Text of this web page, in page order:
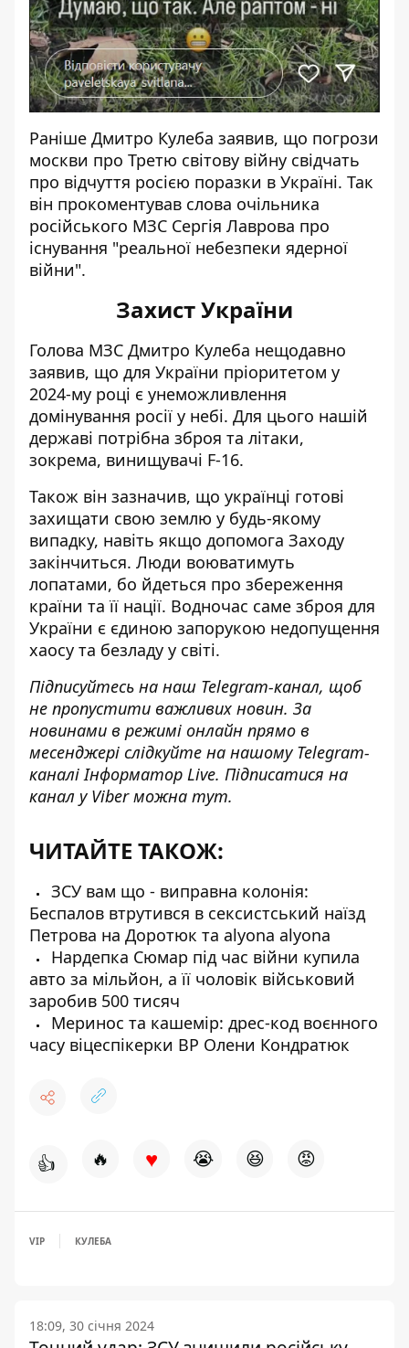
Раніше Дмитро Кулеба заявив, що погрози
москви про Третю світову війну свідчать
про відчуття росією поразки в Україні. Так
він прокоментував слова очільника
російського МЗС Сергія Лаврова про
існування "реальної небезпеки ядерної
війни".
Захист України
Голова МЗС Дмитро Кулеба нещодавно
заявив, що для України пріоритетом у
2024-му році є унеможливлення
домінування росії у небі. Для цього нашій
державі потрібна зброя та літаки,
зокрема, винищувачі F-16.
Також він зазначив, що українці готові
захищати свою землю у будь-якому
випадку, навіть якщо допомога Заходу
закінчиться. Люди воюватимуть
лопатами, бо йдеться про збереження
країни та її нації. Водночас саме зброя для
України є єдиною запорукою недопущення
хаосу та безладу у світі.
Підписуйтесь на наш Telegram-канал, щоб
не пропустити важливих новин. За
новинами в режимі онлайн прямо в
месенджері слідкуйте на нашому Telegram-
каналі Інформатор Live. Підписатися на
канал у Viber можна тут.
ЧИТАЙТЕ ТАКОЖ:
ЗСУ вам що - виправна колонія:
Беспалов втрутився в сексистський наїзд
Петрова на Доротюк та alyona alyona
Нардепка Сюмар під час війни купила
авто за мільйон, а її чоловік військовий
заробив 500 тисяч
Меринос та кашемір: дрес-код воєнного
часу віцеспікерки ВР Олени Кондратюк
👍 🔥 ♥ 😭 😆 😡
VIP КУЛЕБА
18:09, 30 січня 2024